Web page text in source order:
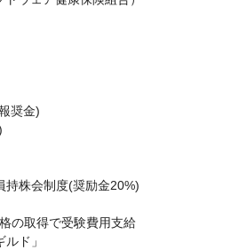
奨金)
持株会制度(奨励金20%)
の取得で受験費用支給
ド」